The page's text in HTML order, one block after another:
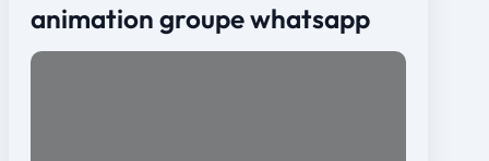
animation groupe whatsapp